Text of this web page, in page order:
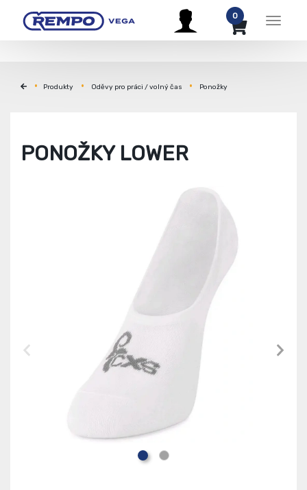
Menu
0
Produkty Oděvy pro práci / volný čas Ponožky
PONOŽKY LOWER